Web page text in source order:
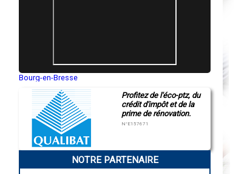
Bourg-en-Bresse
Montluçon
Manosque
Gap
Charleville-Mézières
Pamiers
Narbonne
Profitez de l'éco-ptz, du
crédit d'impôt et de la
prime de rénovation.
N°E157671
NOTRE PARTENAIRE